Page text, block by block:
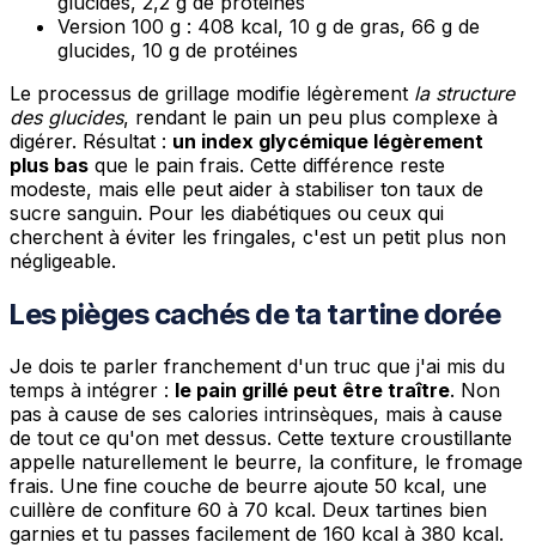
Version 100 g : 408 kcal, 10 g de gras, 66 g de
glucides, 10 g de protéines
Le processus de grillage modifie légèrement la structure
des glucides, rendant le pain un peu plus complexe à
digérer. Résultat : un index glycémique légèrement
plus bas que le pain frais. Cette différence reste
modeste, mais elle peut aider à stabiliser ton taux de
sucre sanguin. Pour les diabétiques ou ceux qui
cherchent à éviter les fringales, c'est un petit plus non
négligeable.
Les pièges cachés de ta tartine dorée
Je dois te parler franchement d'un truc que j'ai mis du
temps à intégrer : le pain grillé peut être traître. Non
pas à cause de ses calories intrinsèques, mais à cause
de tout ce qu'on met dessus. Cette texture croustillante
appelle naturellement le beurre, la confiture, le fromage
frais. Une fine couche de beurre ajoute 50 kcal, une
cuillère de confiture 60 à 70 kcal. Deux tartines bien
garnies et tu passes facilement de 160 kcal à 380 kcal.